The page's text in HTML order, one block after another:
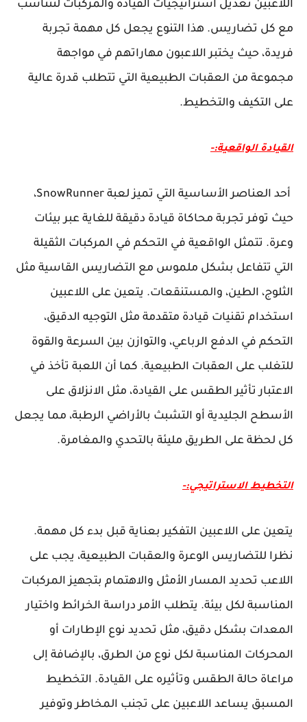
اللاعبين تعديل استراتيجيات القيادة والمركبات لتتناسب
مع كل تضاريس. هذا التنوع يجعل كل مهمة تجربة
فريدة، حيث يختبر اللاعبون مهاراتهم في مواجهة
مجموعة من العقبات الطبيعية التي تتطلب قدرة عالية
على التكيف والتخطيط.
القيادة الواقعية:-
أحد العناصر الأساسية التي تميز لعبة SnowRunner،
حيث توفر تجربة محاكاة قيادة دقيقة للغاية عبر بيئات
وعرة. تتمثل الواقعية في التحكم في المركبات الثقيلة
التي تتفاعل بشكل ملموس مع التضاريس القاسية مثل
الثلوج، الطين، والمستنقعات. يتعين على اللاعبين
استخدام تقنيات قيادة متقدمة مثل التوجيه الدقيق،
التحكم في الدفع الرباعي، والتوازن بين السرعة والقوة
للتغلب على العقبات الطبيعية. كما أن اللعبة تأخذ في
الاعتبار تأثير الطقس على القيادة، مثل الانزلاق على
الأسطح الجليدية أو التشبث بالأراضي الرطبة، مما يجعل
كل لحظة على الطريق مليئة بالتحدي والمغامرة.
التخطيط الاستراتيجي:-
يتعين على اللاعبين التفكير بعناية قبل بدء كل مهمة.
نظرا للتضاريس الوعرة والعقبات الطبيعية، يجب على
اللاعب تحديد المسار الأمثل والاهتمام بتجهيز المركبات
المناسبة لكل بيئة. يتطلب الأمر دراسة الخرائط واختيار
المعدات بشكل دقيق، مثل تحديد نوع الإطارات أو
المحركات المناسبة لكل نوع من الطرق، بالإضافة إلى
مراعاة حالة الطقس وتأثيره على القيادة. التخطيط
المسبق يساعد اللاعبين على تجنب المخاطر وتوفير